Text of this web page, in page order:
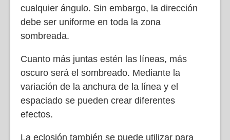
cualquier ángulo. Sin embargo, la dirección
debe ser uniforme en toda la zona
sombreada.
Cuanto más juntas estén las líneas, más
oscuro será el sombreado. Mediante la
variación de la anchura de la línea y el
espaciado se pueden crear diferentes
efectos.
La eclosión también se puede utilizar para